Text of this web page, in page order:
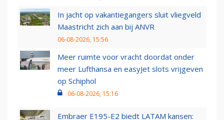
In jacht op vakantiegangers sluit vliegveld
Maastricht zich aan bij ANVR
06-08-2026, 15:56
Meer ruimte voor vracht doordat onder
meer Lufthansa en easyJet slots vrijgeven
op Schiphol
06-08-2026, 15:16
Embraer E195-E2 biedt LATAM kansen: